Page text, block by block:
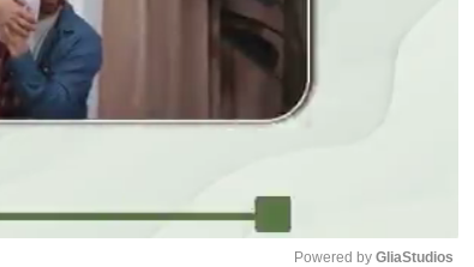
Powered by GliaStudios